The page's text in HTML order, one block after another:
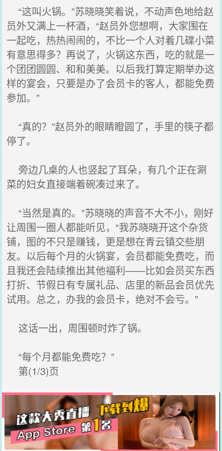
“这叫火锅。”苏晓晓笑着说，不动声色地给赵
员外又满上一杯酒，“赵员外您想啊，大家围在
一起吃，热热闹闹的，不比一个人对着几碟小菜
有意思得多？再说了，火锅这东西，吃的就是一
个团团圆圆、和和美美。以后我打算定期举办这
样的宴会，只要是办了会员卡的客人，都能免费
参加。”
“真的？”赵员外的眼睛瞪圆了，手里的筷子都
停了。
旁边几桌的人也竖起了耳朵，有几个正在涮
菜的妇女直接端着碗凑过来了。
“当然是真的。”苏晓晓的声音不大不小，刚好
让周围一圈人都能听见，“我苏晓晓开这个杂货
铺，图的不只是赚钱，更是想在青云镇交些朋
友。以后每个月的火锅宴，会员都能免费吃，而
且我还会陆续推出其他福利——比如会员买东西
打折、节假日有专属礼品、店里的新品会员优先
试用。总之，办我的会员卡，绝对不会亏。”
这话一出，周围顿时炸了锅。
“每个月都能免费吃？”
第(1/3)页